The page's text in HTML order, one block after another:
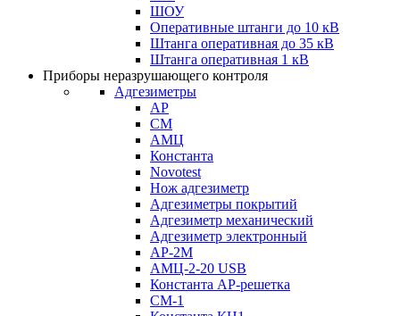
ШОУ
Оперативные штанги до 10 кВ
Штанга оперативная до 35 кВ
Штанга оперативная 1 кВ
Приборы неразрушающего контроля
Адгезиметры
АР
СМ
АМЦ
Константа
Novotest
Нож адгезиметр
Адгезиметры покрытий
Адгезиметр механический
Адгезиметр электронный
АР-2М
АМЦ-2-20 USB
Константа АР-решетка
СМ-1